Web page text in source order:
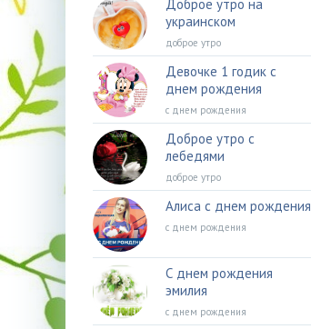
Доброе утро на
украинском
доброе утро
Девочке 1 годик с
днем рождения
с днем рождения
Доброе утро с
лебедями
доброе утро
Алиса с днем рождения
с днем рождения
С днем рождения
эмилия
с днем рождения